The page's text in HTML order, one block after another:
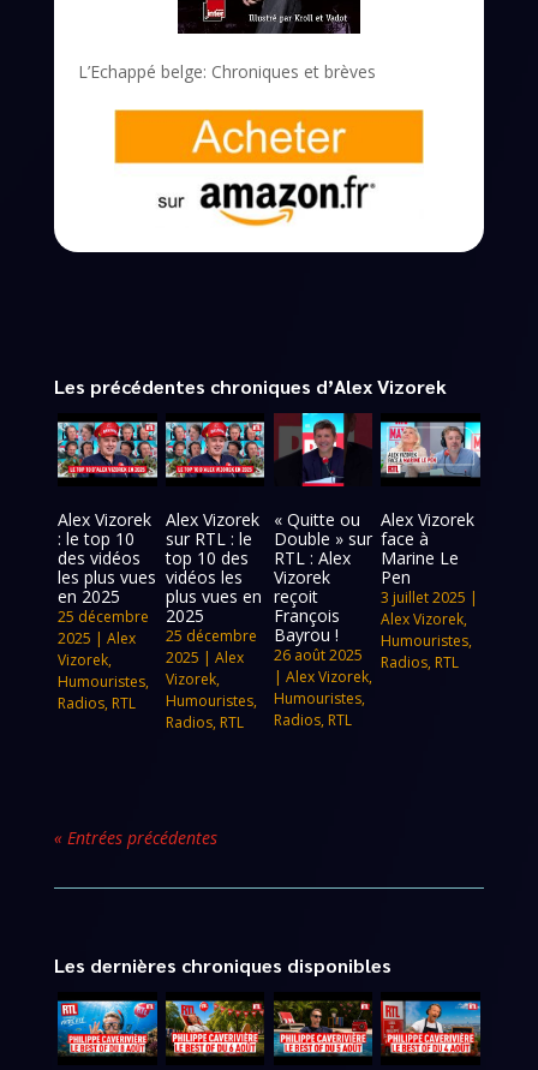
L’Echappé belge: Chroniques et brèves
Les précédentes chroniques d’Alex Vizorek
Alex Vizorek
: le top 10
des vidéos
les plus vues
en 2025
25 décembre
2025 |Alex
Vizorek,
Humouristes,
Radios, RTL
Alex Vizorek
sur RTL : le
top 10 des
vidéos les
plus vues en
2025
25 décembre
2025 | Alex
Vizorek,
Humouristes,
Radios, RTL
« Quitte ou
Double » sur
RTL : Alex
Vizorek
reçoit
François
Bayrou !
26 août 2025
| Alex Vizorek,
Humouristes,
Radios, RTL
Alex Vizorek
face à
Marine Le
Pen
3 juillet 2025 |
Alex Vizorek,
Humouristes,
Radios, RTL
« Entrées précédentes
Les dernières chroniques disponibles